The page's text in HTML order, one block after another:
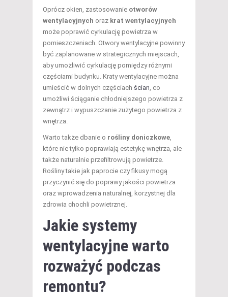
Oprócz okien, zastosowanie otworów
wentylacyjnych oraz krat wentylacyjnych
może poprawić cyrkulację powietrza w
pomieszczeniach. Otwory wentylacyjne powinny
być zaplanowane w strategicznych miejscach,
aby umożliwić cyrkulację pomiędzy różnymi
częściami budynku. Kraty wentylacyjne można
umieścić w dolnych częściach ścian, co
umożliwi ściąganie chłodniejszego powietrza z
zewnątrz i wypuszczanie zużytego powietrza z
wnętrza.
Warto także dbanie o rośliny doniczkowe,
które nie tylko poprawiają estetykę wnętrza, ale
także naturalnie przefiltrowują powietrze.
Rośliny takie jak paprocie czy fikusy mogą
przyczynić się do poprawy jakości powietrza
oraz wprowadzenia naturalnej, korzystnej dla
zdrowia chochli powietrznej.
Jakie systemy
wentylacyjne warto
rozważyć podczas
remontu?